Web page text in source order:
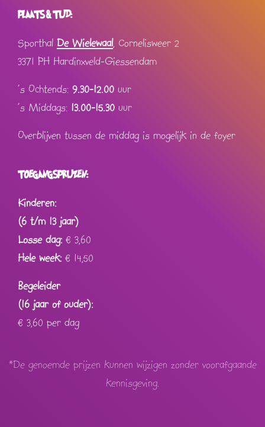
PLAATS & TIJD:
Sporthal De Wielewaal, Cornelisweer 2
3371 PH Hardinxveld-Giessendam
's Ochtends: 9.30-12.00 uur
's Middags: 13.00-15.30 uur
Overblijven tussen de middag is mogelijk in de foyer
TOEGANGSPRIJZEN:
Kinderen:
(6 t/m 13 jaar)
Losse dag: € 3,60
Hele week: € 14,50
Begeleider
(16 jaar of ouder):
€ 3,60 per dag
*De genoemde prijzen kunnen wijzigen zonder voorafgaande
kennisgeving.